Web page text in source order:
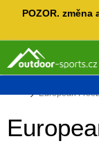
POZOR.
Domů
European